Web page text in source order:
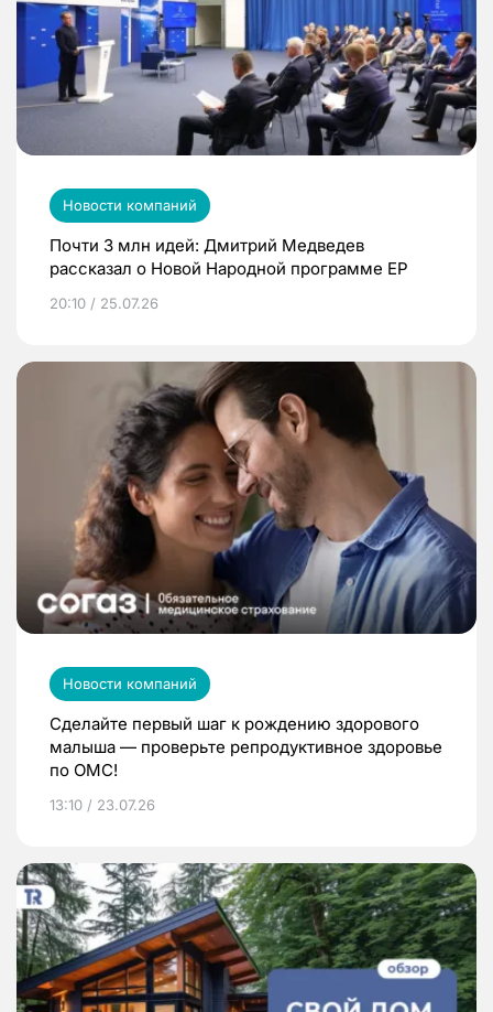
Новости компаний
Почти 3 млн идей: Дмитрий Медведев
рассказал о Новой Народной программе ЕР
20:10 / 25.07.26
Новости компаний
Сделайте первый шаг к рождению здорового
малыша — проверьте репродуктивное здоровье
по ОМС!
13:10 / 23.07.26